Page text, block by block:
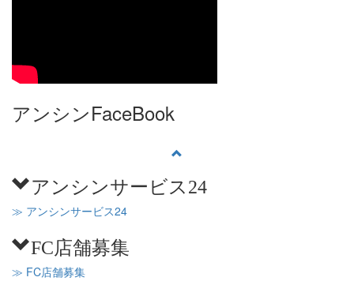
アンシンFaceBook
アンシンサービス24
≫ アンシンサービス24
FC店舗募集
≫ FC店舗募集